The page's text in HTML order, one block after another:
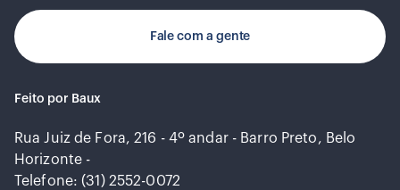
Fale com a gente
Feito por Baux
Rua Juiz de Fora, 216 - 4º andar - Barro Preto, Belo
Horizonte -
Telefone: (31) 2552-0072